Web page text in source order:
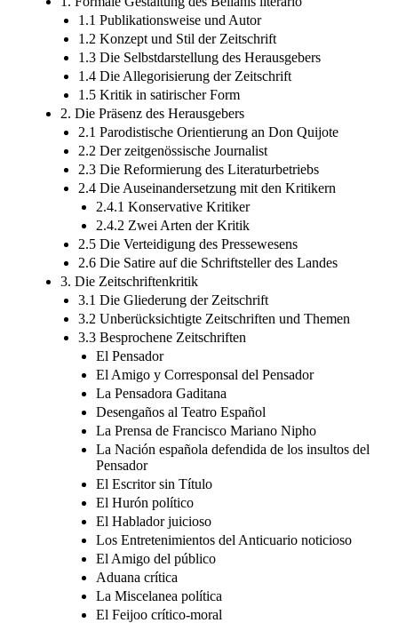
1.1 Publikationsweise und Autor
1.2 Konzept und Stil der Zeitschrift
1.3 Die Selbstdarstellung des Herausgebers
1.4 Die Allegorisierung der Zeitschrift
1.5 Kritik in satirischer Form
2. Die Präsenz des Herausgebers
2.1 Parodistische Orientierung an Don Quijote
2.2 Der zeitgenössische Journalist
2.3 Die Reformierung des Literaturbetriebs
2.4 Die Auseinandersetzung mit den Kritikern
2.4.1 Konservative Kritiker
2.4.2 Zwei Arten der Kritik
2.5 Die Verteidigung des Pressewesens
2.6 Die Satire auf die Schriftsteller des Landes
3. Die Zeitschriftenkritik
3.1 Die Gliederung der Zeitschrift
3.2 Unberücksichtigte Zeitschriften und Themen
3.3 Besprochene Zeitschriften
El Pensador
El Amigo y Corresponsal del Pensador
La Pensadora Gaditana
Desengaños al Teatro Español
La Prensa de Francisco Mariano Nipho
La Nación española defendida de los insultos del
Pensador
El Escritor sin Título
El Hurón político
El Hablador juicioso
Los Entretenimientos del Anticuario noticioso
El Amigo del público
Aduana crítica
La Miscelanea política
El Feijoo crítico-moral